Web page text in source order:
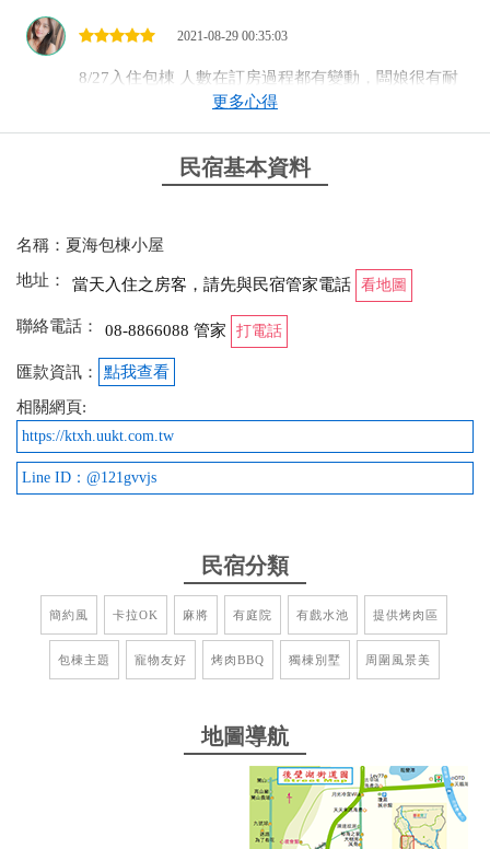
2021-08-29 00:35:03
8/27入住包棟 人數在訂房過程都有變動，闆娘很有耐
心。 卡拉ok的歌超新的！然後三番兩次不知道按到什
麼畫面跳掉，直接跟闆娘視訊教學，闆娘也超有耐心
臨馬路邊，交通方便，離7-11很近，周邊都是草地，
享受不被打擾的獨立空間，且是包棟villa，有戲水泳
假ful!
2019-05-13 21:23:54
非常適合三五成群來包棟，這裡的環境讓人很放鬆，
地點隱秘不怕吵到別人，靠近後壁湖不管要玩水還是
2019-05-13 21:22:11
2019-05-13 21:19:53
寧靜、悠閒、鄰近海邊，是渡假的好地方。有游泳
池、烤肉區，家族旅遊也很適合，附近海產店多，方
便覓食。老闆、闆娘都很熱情。很推薦
更多心得
民宿基本資料
名稱：夏海包棟小屋
地址：
當天入住之房客，請先與民宿管家電話 看地圖
聯絡電話： 08-8866088 管家 打電話
匯款資訊：
點我查看
相關網頁:
https://ktxh.uukt.com.tw
Line ID：@121gvvjs
民宿分類
簡約風 卡拉OK 麻將 有庭院 有戲水池 提供烤肉區
包棟主題 寵物友好 烤肉BBQ 獨棟別墅 周圍風景美
地圖導航